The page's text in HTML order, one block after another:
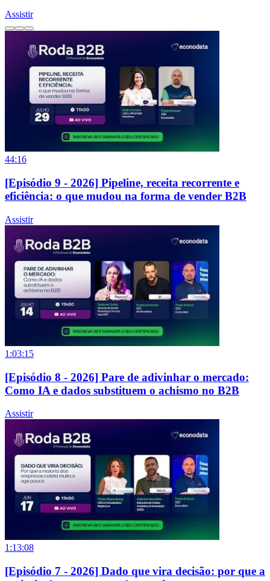
Assistir
44:16
[Episódio 9 - 2026] Pipeline, receita recorrente e
eficiência: o que mudou na forma de vender B2B
Assistir
1:03:15
[Episódio 8 - 2026] Pare de adivinhar o mercado:
Como IA e dados substituem o achismo no B2B
Assistir
1:13:08
[Episódio 7 - 2026] Dado que vira decisão: por que a